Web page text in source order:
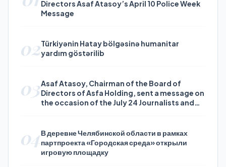
Directors Asaf Atasoy’s April 10 Police Week
Message
02Türkiyənin Hatay bölgəsinə humanitar
yardım göstərilib
03Asaf Atasoy, Chairman of the Board of
Directors of Asfa Holding, sent a message on
the occasion of the July 24 Journalists and
04В деревне Челябинской области в рамках
партпроекта «Городская среда» открыли
игровую площадку